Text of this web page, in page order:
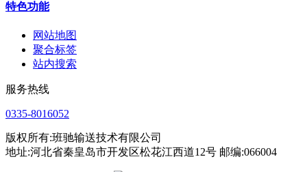
特色功能
网站地图
聚合标签
站内搜索
服务热线
0335-8016052
版权所有:班驰输送技术有限公司
地址:河北省秦皇岛市开发区松花江西道12号 邮编:066004